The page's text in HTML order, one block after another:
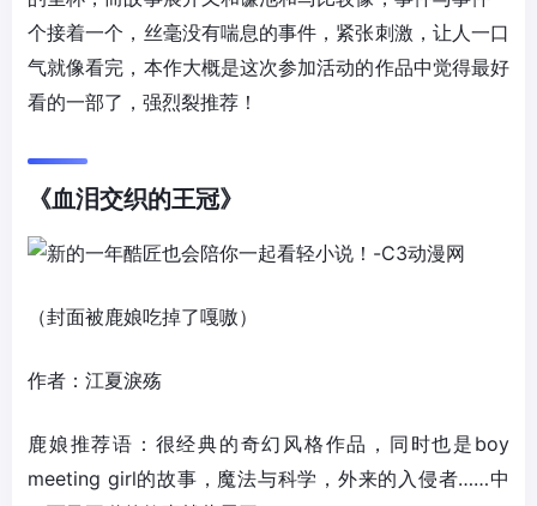
个接着一个，丝毫没有喘息的事件，紧张刺激，让人一口
气就像看完，本作大概是这次参加活动的作品中觉得最好
看的一部了，强烈裂推荐！
《血泪交织的王冠》
（封面被鹿娘吃掉了嘎嗷）
作者：江夏淚殇
鹿娘推荐语：很经典的奇幻风格作品，同时也是boy
meeting girl的故事，魔法与科学，外来的入侵者……中